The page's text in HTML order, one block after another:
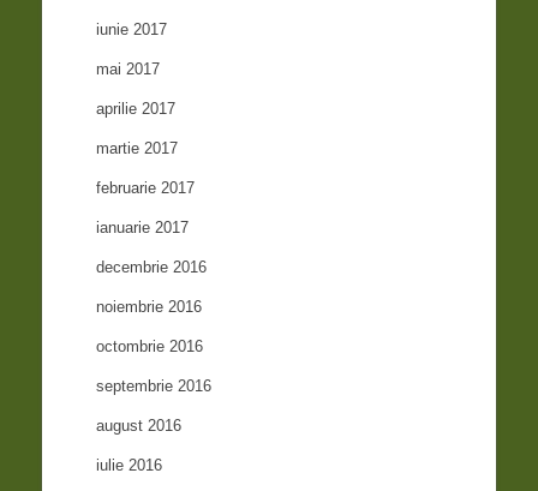
iunie 2017
mai 2017
aprilie 2017
martie 2017
februarie 2017
ianuarie 2017
decembrie 2016
noiembrie 2016
octombrie 2016
septembrie 2016
august 2016
iulie 2016